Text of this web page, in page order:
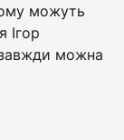
можуть
Ігор
можна